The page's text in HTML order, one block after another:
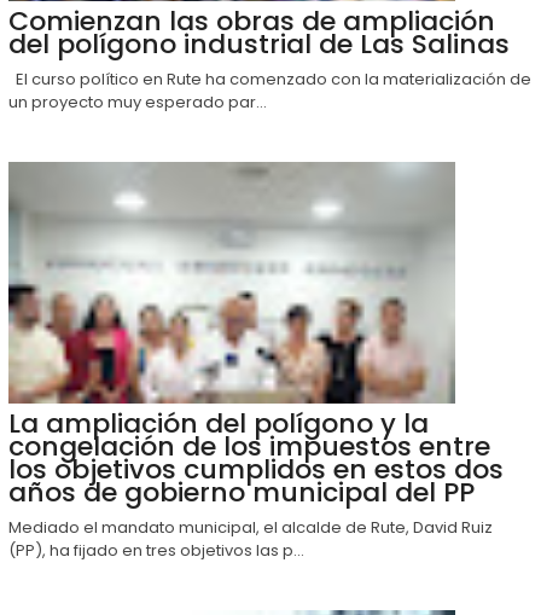
Comienzan las obras de ampliación
del polígono industrial de Las Salinas
El curso político en Rute ha comenzado con la materialización de
un proyecto muy esperado par...
La ampliación del polígono y la
congelación de los impuestos entre
los objetivos cumplidos en estos dos
años de gobierno municipal del PP
Mediado el mandato municipal, el alcalde de Rute, David Ruiz
(PP), ha fijado en tres objetivos las p...